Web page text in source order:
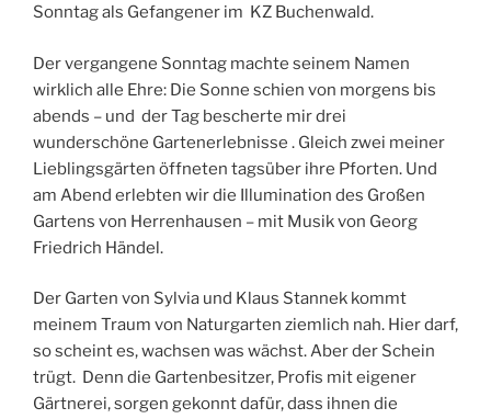
Sonntag als Gefangener im KZ Buchenwald.
Der vergangene Sonntag machte seinem Namen
wirklich alle Ehre: Die Sonne schien von morgens bis
abends – und der Tag bescherte mir drei
wunderschöne Gartenerlebnisse . Gleich zwei meiner
Lieblingsgärten öffneten tagsüber ihre Pforten. Und
am Abend erlebten wir die Illumination des Großen
Gartens von Herrenhausen – mit Musik von Georg
Friedrich Händel.
Der Garten von Sylvia und Klaus Stannek kommt
meinem Traum von Naturgarten ziemlich nah. Hier darf,
so scheint es, wachsen was wächst. Aber der Schein
trügt. Denn die Gartenbesitzer, Profis mit eigener
Gärtnerei, sorgen gekonnt dafür, dass ihnen die